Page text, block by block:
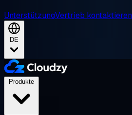
UnterstützungVertrieb kontaktieren
DE